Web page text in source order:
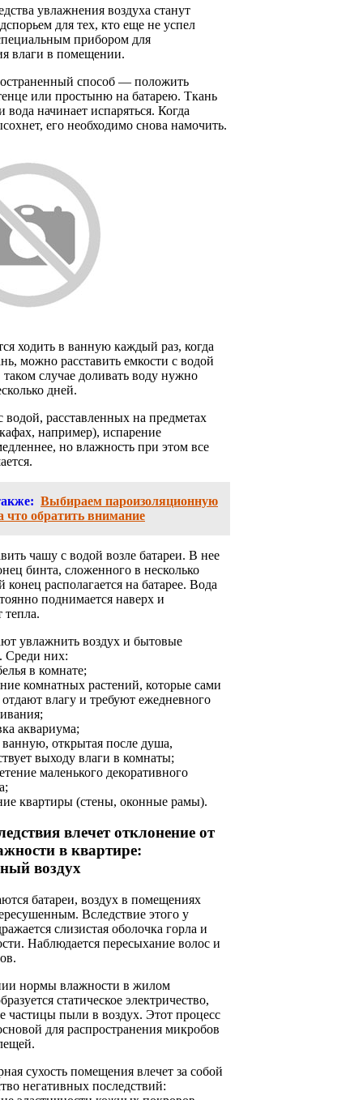
увлажнения воздуха станут
для тех, кто еще не успел
прибором для
влаги в помещении.
способ — положить
или простыню на батарею. Ткань
вода начинает испаряться. Когда
его необходимо снова намочить.
ходить в ванную каждый раз, когда
можно расставить емкости с водой
случае доливать воду нужно
дней.
водой, расставленных на предметах
например), испарение
но влажность при этом все
Выбираем пароизоляционную
что обратить внимание
чашу с водой возле батареи. В нее
бинта, сложенного в несколько
конец располагается на батарее. Вода
поднимается наверх и
тепла.
увлажнить воздух и бытовые
Среди них:
в комнате;
комнатных растений, которые сами
отдают влагу и требуют ежедневного
аквариума;
ванную, открытая после душа,
выходу влаги в комнаты;
маленького декоративного
квартиры (стены, оконные рамы).
влечет отклонение от
в квартире:
воздух
батареи, воздух в помещениях
Вследствие этого у
слизистая оболочка горла и
Наблюдается пересыхание волос и
нормы влажности в жилом
статическое электричество,
частицы пыли в воздух. Этот процесс
для распространения микробов
сухость помещения влечет за собой
негативных последствий: